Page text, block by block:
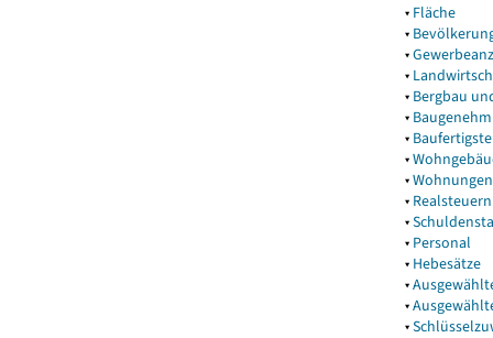
▾ Fläche
▾
▾
▾
▾ Bergbau
▾
▾
▾
▾Wohnungen
▾ Realsteuern
▾
▾ Personal
▾ Hebesätze
▾
▾
▾